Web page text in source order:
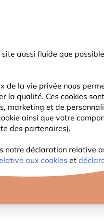
aussi fluide que
de la vie privée nous
qualité. Ces cookies
marketing et de
ainsi que votre
des partenaires).
déclaration relative
aux cookies et
PLANTES